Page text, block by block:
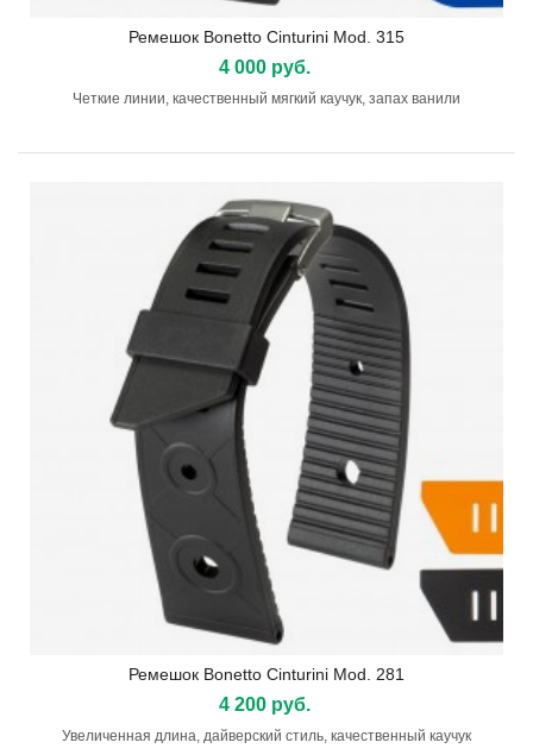
Ремешок Bonetto Cinturini Mod. 315
4 000 руб.
Четкие линии, качественный мягкий каучук, запах ванили
Ремешок Bonetto Cinturini Mod. 281
4 200 руб.
Увеличенная длина, дайверский стиль, качественный каучук